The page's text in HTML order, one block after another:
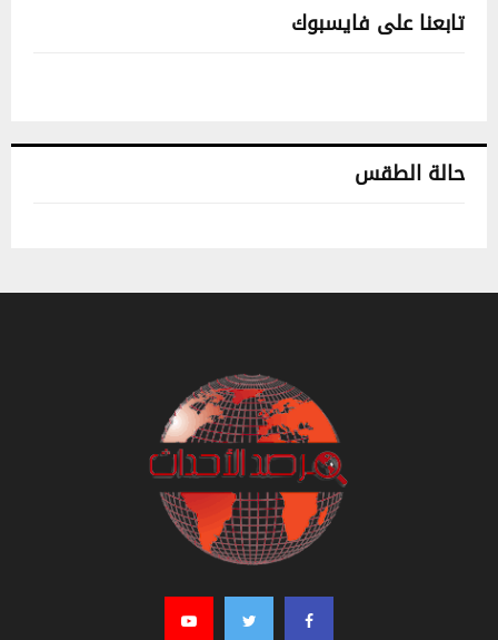
تابعنا على فايسبوك
حالة الطقس